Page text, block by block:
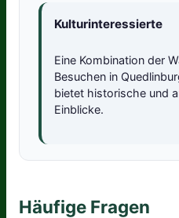
Kulturinteressierte
Eine Kombination der
Besuchen in
bietet historische und
Einblicke.
Häufige Fragen